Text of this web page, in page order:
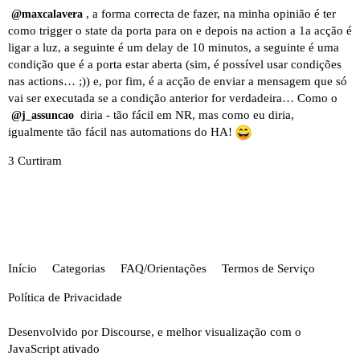
@maxcalavera , a forma correcta de fazer, na minha opinião é ter
como trigger o state da porta para on e depois na action a 1a acção é
ligar a luz, a seguinte é um delay de 10 minutos, a seguinte é uma
condição que é a porta estar aberta (sim, é possível usar condições
nas actions… ;)) e, por fim, é a acção de enviar a mensagem que só
vai ser executada se a condição anterior for verdadeira… Como o
@j_assuncao diria - tão fácil em NR, mas como eu diria,
igualmente tão fácil nas automations do HA!
3 Curtiram
Início Categorias FAQ/Orientações Termos de Serviço
Política de Privacidade
Desenvolvido por Discourse, e melhor visualização com o
JavaScript ativado